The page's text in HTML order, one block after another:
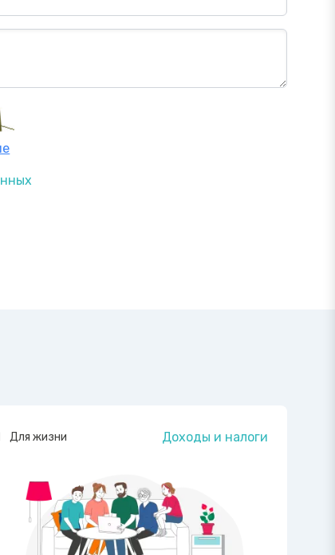
Для жизни Доходы и налоги